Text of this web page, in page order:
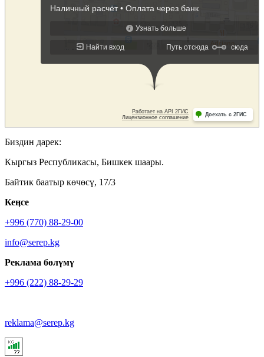
Биздин дарек:
Кыргыз Республикасы, Бишкек шаары.
Байтик баатыр көчөсү, 17/3
Кеӊсе
+996 (770) 88-29-00
info@serep.kg
Реклама бөлүмү
+996 (222) 88-29-29
reklama@serep.kg